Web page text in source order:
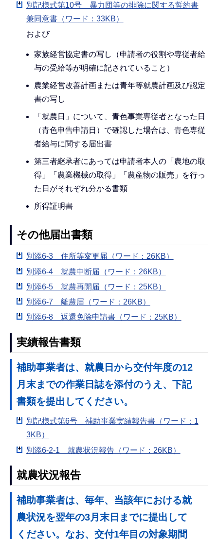
別記様式第10号 暴力団等の排除に関する誓約書
兼同意書（ワード：33KB）
および
家族経営協定書の写し（申請者の役割や専従者給
与の受給等が明確に記されていること）
農業経営改善計画または青年等就農計画及び認定
書の写し
「就農日」について、青色事業専従者となった日
（青色申告申請日）で確認した場合は、青色専従
者給与に関する届出書
第三者継承者にあっては申請者本人の「農地の取
得」「農業機械の取得」「農産物の販売」を行っ
た日がそれぞれ分かる書類
所得証明書
その他届出書類
別添6-3 住所等変更届（ワード：26KB）
別添6-4 就農中断届（ワード：26KB）
別添6-5 就農再開届（ワード：25KB）
別添6-7 離農届（ワード：26KB）
別添6-8 返還免除申請書（ワード：25KB）
実績報告書類
補助事業者は、就農日から交付年度の12
月末までの作業日誌を添付のうえ、下記
書類を提出してください。
別記様式第6号 補助事業実績報告書（ワード：1
3KB）
別添6-2-1 就農状況報告（ワード：26KB）
就農状況報告
補助事業者は、毎年、当該年における就
農状況を翌年の3月末日までに提出して
ください。なお、交付1年目の対象期間